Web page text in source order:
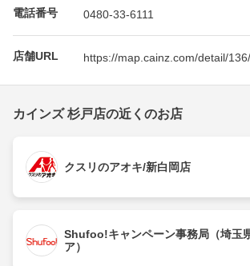
電話番号 0480-33-6111
店舗URL https://map.cainz.com/detail/136/
カインズ 杉戸店の近くのお店
クスリのアオキ/新白岡店
Shufoo!キャンペーン事務局（埼玉
ア）